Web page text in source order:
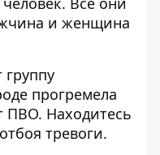
и женщина
прогремела
ПВО. Находитесь
тревоги.